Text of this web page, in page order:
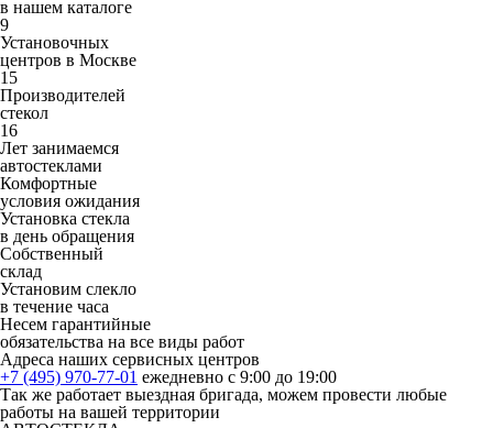
в нашем каталоге
9
Установочных
центров в Москве
15
Производителей
стекол
16
Лет занимаемся
автостеклами
Комфортные
условия ожидания
Установка стекла
в день обращения
Собственный
склад
Установим слекло
в течение часа
Несем гарантийные
обязательства на все виды работ
Адреса наших сервисных центров
+7 (495) 970-77-01 ежедневно с 9:00 до 19:00
Так же работает выездная бригада, можем провести любые
работы на вашей территории